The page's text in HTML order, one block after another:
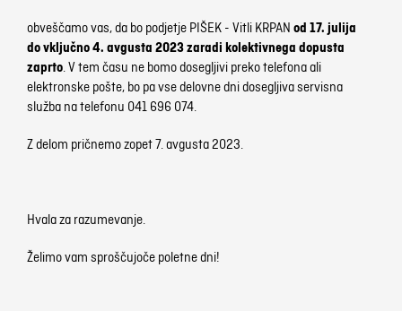
obveščamo vas, da bo podjetje PIŠEK - Vitli KRPAN od 17. julija
do vključno 4. avgusta 2023 zaradi kolektivnega dopusta
zaprto. V tem času ne bomo dosegljivi preko telefona ali
elektronske pošte, bo pa vse delovne dni dosegljiva servisna
služba na telefonu 041 696 074.
Z delom pričnemo zopet 7. avgusta 2023.
Hvala za razumevanje.
Želimo vam sproščujoče poletne dni!